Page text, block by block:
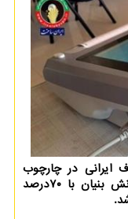
ایرانی در چارچوب
طرح کلان ملی بوسیله ی یک شرکت دانش بنیان با ۷۰درصد